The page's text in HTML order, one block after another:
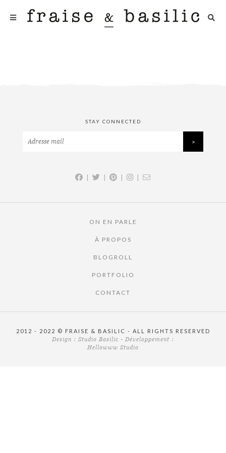
STAY CONNECTED
| | | |
ON EN PARLE
À PROPOS
BLOGROLL
PORTFOLIO
CONTACT
2012 - 2022 © FRAISE & BASILIC - ALL RIGHTS RESERVED
Design : Studio Basilic - Développement :
Hellowww Studio